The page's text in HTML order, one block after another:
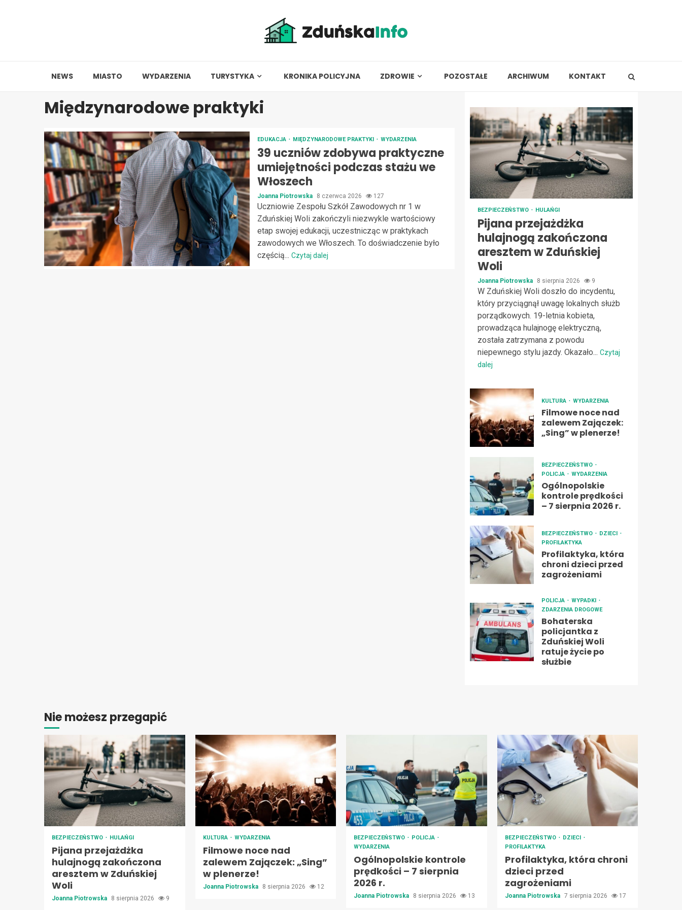
NEWS MIASTO WYDARZENIA TURYSTYKA KRONIKA POLICYJNA ZDROWIE POZOSTAŁE ARCHIWUM KONTAKT
Międzynarodowe praktyki
EDUKACJA MIĘDZYNARODOWE PRAKTYKI WYDARZENIA
39 uczniów zdobywa praktyczne
umiejętności podczas stażu we
Włoszech
Joanna Piotrowska 8 czerwca 2026 127
Uczniowie Zespołu Szkół Zawodowych nr 1 w
Zduńskiej Woli zakończyli niezwykle wartościowy
etap swojej edukacji, uczestnicząc w praktykach
zawodowych we Włoszech. To doświadczenie było
częścią... Czytaj dalej
BEZPIECZEŃSTWO HULAŃGI
Pijana przejażdżka
hulajnogą zakończona
aresztem w Zduńskiej
Woli
Joanna Piotrowska 8 sierpnia 2026 9
W Zduńskiej Woli doszło do incydentu,
który przyciągnął uwagę lokalnych służb
porządkowych. 19-letnia kobieta,
prowadząca hulajnogę elektryczną,
została zatrzymana z powodu
niepewnego stylu jazdy. Okazało... Czytaj
dalej
KULTURA WYDARZENIA
Filmowe noce nad
zalewem Zajączek:
„Sing” w plenerze!
BEZPIECZEŃSTWO
POLICJA
WYDARZENIA
Ogólnopolskie
kontrole prędkości
– 7 sierpnia 2026 r.
BEZPIECZEŃSTWO
DZIECI
PROFILAKTYKA
Profilaktyka, która
chroni dzieci przed
zagrożeniami
POLICJA
WYPADKI
ZDARZENIA DROGOWE
Bohaterska
policjantka z
Zduńskiej Woli
ratuje życie po
służbie
Nie możesz przegapić
BEZPIECZEŃSTWO HULAŃGI
Pijana przejażdżka
hulajnogą zakończona
aresztem w Zduńskiej
Woli
Joanna Piotrowska 8 sierpnia 2026 9
KULTURA WYDARZENIA
Filmowe noce nad
zalewem Zajączek: „Sing”
w plenerze!
Joanna Piotrowska 8 sierpnia 2026 12
BEZPIECZEŃSTWO
POLICJA
WYDARZENIA
Ogólnopolskie kontrole
prędkości – 7 sierpnia
2026 r.
Joanna Piotrowska 8 sierpnia 2026 13
BEZPIECZEŃSTWO
DZIECI
PROFILAKTYKA
Profilaktyka, która chroni
dzieci przed
zagrożeniami
Joanna Piotrowska 7 sierpnia 2026 17